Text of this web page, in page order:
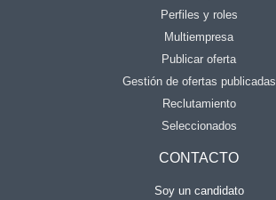
Perfiles y roles
Multiempresa
Publicar oferta
Gestión de ofertas publicadas
Reclutamiento
Seleccionados
CONTACTO
Soy un candidato